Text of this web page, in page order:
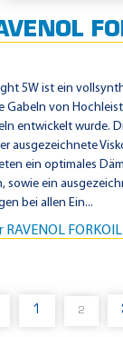
5W ist ein
Gabeln von
entwickelt wurde.
ausgezeichnete
ein optimales
sowie ein
bei allen Ein...
RAVENOL
1 2